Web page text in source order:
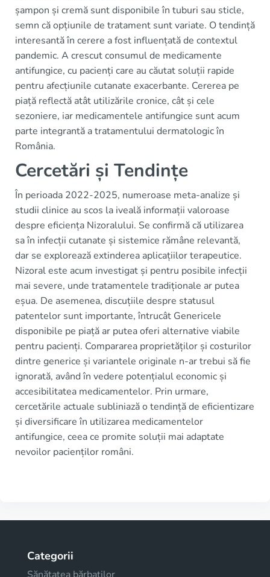
șampon și cremă sunt disponibile în tuburi sau sticle,
semn că opțiunile de tratament sunt variate. O tendință
interesantă în cerere a fost influențată de contextul
pandemic. A crescut consumul de medicamente
antifungice, cu pacienți care au căutat soluții rapide
pentru afecțiunile cutanate exacerbante. Cererea pe
piață reflectă atât utilizările cronice, cât și cele
sezoniere, iar medicamentele antifungice sunt acum
parte integrantă a tratamentului dermatologic în
România.
Cercetări și Tendințe
În perioada 2022-2025, numeroase meta-analize și
studii clinice au scos la iveală informații valoroase
despre eficiența Nizoralului. Se confirmă că utilizarea
sa în infecții cutanate și sistemice rămâne relevantă,
dar se explorează extinderea aplicațiilor terapeutice.
Nizoral este acum investigat și pentru posibile infecții
mai severe, unde tratamentele tradiționale ar putea
eșua. De asemenea, discuțiile despre statusul
patentelor sunt importante, întrucât Genericele
disponibile pe piață ar putea oferi alternative viabile
pentru pacienți. Compararea proprietăților și costurilor
dintre generice și variantele originale n-ar trebui să fie
ignorată, având în vedere potențialul economic și
accesibilitatea medicamentelor. Prin urmare,
cercetările actuale subliniază o tendință de eficientizare
și diversificare în utilizarea medicamentelor
antifungice, ceea ce promite soluții mai adaptate
nevoilor pacienților români.
Categorii